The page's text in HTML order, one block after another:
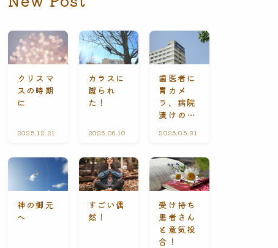
クリスマ
スの時期
に
2025.12.21
て
カラスに
蹴られ
た！
2025.06.10
ご
と
歯医者に
胃カメ
ラ、病院
漬けの休
2025.05.31
C
o
n
t
神の御元
へ
すごい偶
然！
受け持ち
患者さん
と意気投
合！